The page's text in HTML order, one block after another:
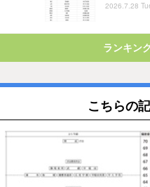
2026.7.28
ランキン
こちらの